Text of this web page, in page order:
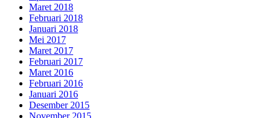
Maret 2018
Februari 2018
Januari 2018
Mei 2017
Maret 2017
Februari 2017
Maret 2016
Februari 2016
Januari 2016
Desember 2015
November 2015